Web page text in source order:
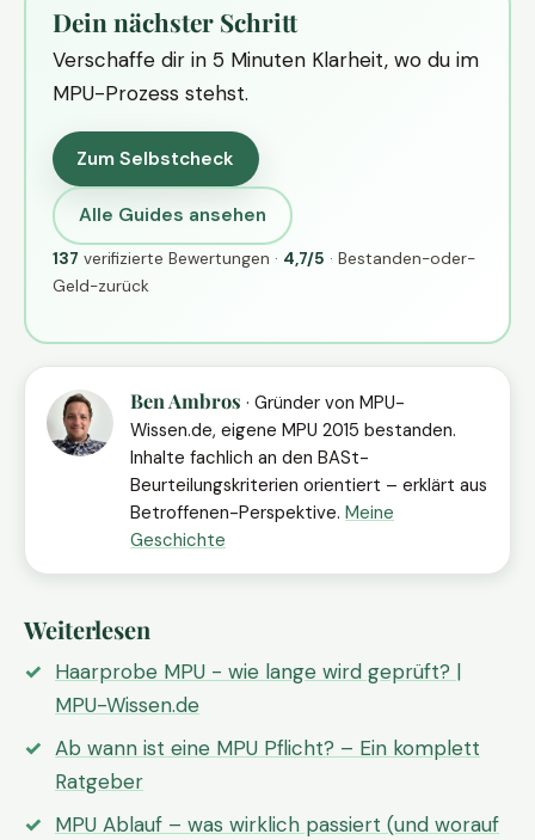
Dein nächster Schritt
Verschaffe dir in 5 Minuten Klarheit, wo du im
MPU-Prozess stehst.
Zum Selbstcheck
Alle Guides ansehen
137 verifizierte Bewertungen · 4,7/5 · Bestanden-oder-
Geld-zurück
Ben Ambros · Gründer von MPU-
Wissen.de, eigene MPU 2015 bestanden.
Inhalte fachlich an den BASt-
Beurteilungskriterien orientiert – erklärt aus
Betroffenen-Perspektive. Meine
Geschichte
Weiterlesen
Haarprobe MPU - wie lange wird geprüft? |
MPU-Wissen.de
Ab wann ist eine MPU Pflicht? – Ein komplett
Ratgeber
MPU Ablauf – was wirklich passiert (und worauf